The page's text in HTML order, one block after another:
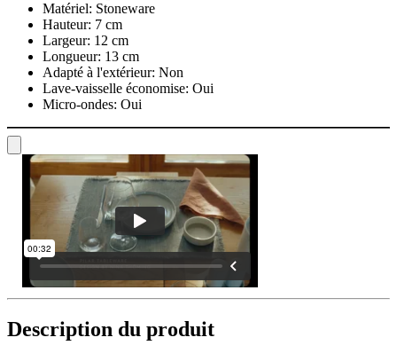
Matériel: Stoneware
Hauteur: 7 cm
Largeur: 12 cm
Longueur: 13 cm
Adapté à l'extérieur: Non
Lave-vaisselle économise: Oui
Micro-ondes: Oui
Description du produit